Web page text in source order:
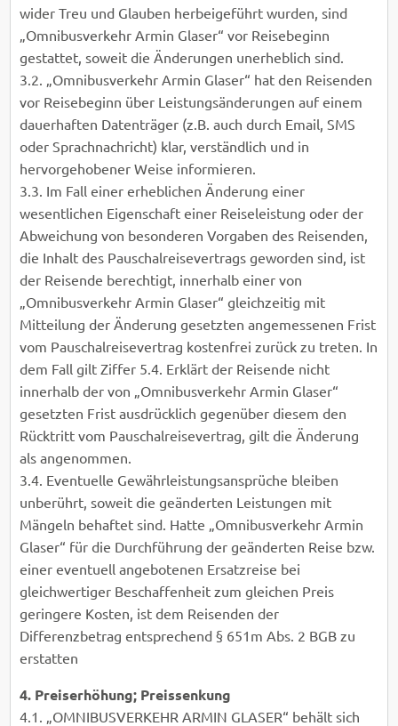
wider Treu und Glauben herbeigeführt wurden, sind
„Omnibusverkehr Armin Glaser“ vor Reisebeginn
gestattet, soweit die Änderungen unerheblich sind.
3.2. „Omnibusverkehr Armin Glaser“ hat den Reisenden
vor Reisebeginn über Leistungsänderungen auf einem
dauerhaften Datenträger (z.B. auch durch Email, SMS
oder Sprachnachricht) klar, verständlich und in
hervorgehobener Weise informieren.
3.3. Im Fall einer erheblichen Änderung einer
wesentlichen Eigenschaft einer Reiseleistung oder der
Abweichung von besonderen Vorgaben des Reisenden,
die Inhalt des Pauschalreisevertrags geworden sind, ist
der Reisende berechtigt, innerhalb einer von
„Omnibusverkehr Armin Glaser“ gleichzeitig mit
Mitteilung der Änderung gesetzten angemessenen Frist
vom Pauschalreisevertrag kostenfrei zurück zu treten. In
dem Fall gilt Ziffer 5.4. Erklärt der Reisende nicht
innerhalb der von „Omnibusverkehr Armin Glaser“
gesetzten Frist ausdrücklich gegenüber diesem den
Rücktritt vom Pauschalreisevertrag, gilt die Änderung
als angenommen.
3.4. Eventuelle Gewährleistungsansprüche bleiben
unberührt, soweit die geänderten Leistungen mit
Mängeln behaftet sind. Hatte „Omnibusverkehr Armin
Glaser“ für die Durchführung der geänderten Reise bzw.
einer eventuell angebotenen Ersatzreise bei
gleichwertiger Beschaffenheit zum gleichen Preis
geringere Kosten, ist dem Reisenden der
Differenzbetrag entsprechend § 651m Abs. 2 BGB zu
erstatten
4. Preiserhöhung; Preissenkung
4.1. „OMNIBUSVERKEHR ARMIN GLASER“ behält sich